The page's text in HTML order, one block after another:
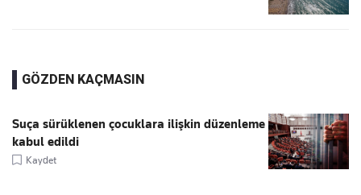
GÖZDEN KAÇMASIN
Suça sürüklenen çocuklara ilişkin düzenleme
kabul edildi
Kaydet